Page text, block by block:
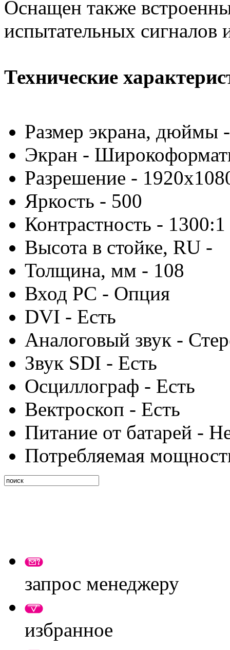
Оснащен также
испы­тательных
Технические
Размер экрана, дюймы
Экран -
Разрешение -
Яркость - 500
Контрастность - 1300:1
Высота в стойке, RU -
Толщина, мм - 108
Вход PC - Опция
DVI - Есть
Аналоговый звук -
Звук SDI - Есть
Осциллограф - Есть
Вектроскоп - Есть
Питание от батарей -
Потребляемая
запрос менеджеру
избранное